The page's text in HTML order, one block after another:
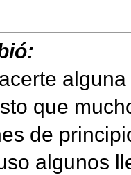
que
de
algunos